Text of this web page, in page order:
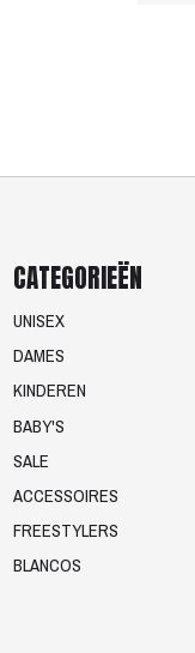
CATEGORIEËN
UNISEX
DAMES
KINDEREN
BABY'S
SALE
ACCESSOIRES
FREESTYLERS
BLANCOS